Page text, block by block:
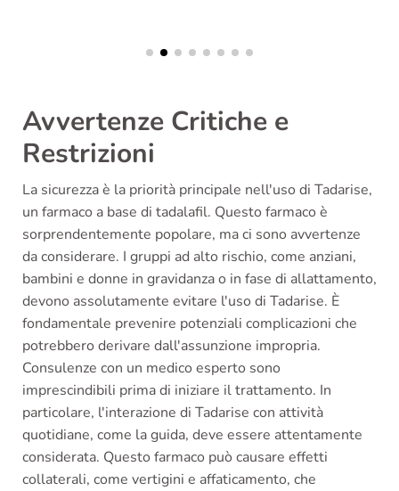
Avvertenze Critiche e
Restrizioni
La sicurezza è la priorità principale nell'uso di Tadarise,
un farmaco a base di tadalafil. Questo farmaco è
sorprendentemente popolare, ma ci sono avvertenze
da considerare. I gruppi ad alto rischio, come anziani,
bambini e donne in gravidanza o in fase di allattamento,
devono assolutamente evitare l'uso di Tadarise. È
fondamentale prevenire potenziali complicazioni che
potrebbero derivare dall'assunzione impropria.
Consulenze con un medico esperto sono
imprescindibili prima di iniziare il trattamento. In
particolare, l'interazione di Tadarise con attività
quotidiane, come la guida, deve essere attentamente
considerata. Questo farmaco può causare effetti
collaterali, come vertigini e affaticamento, che